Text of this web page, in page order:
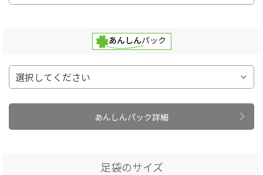
あんしんパック詳細
足袋のサイズ